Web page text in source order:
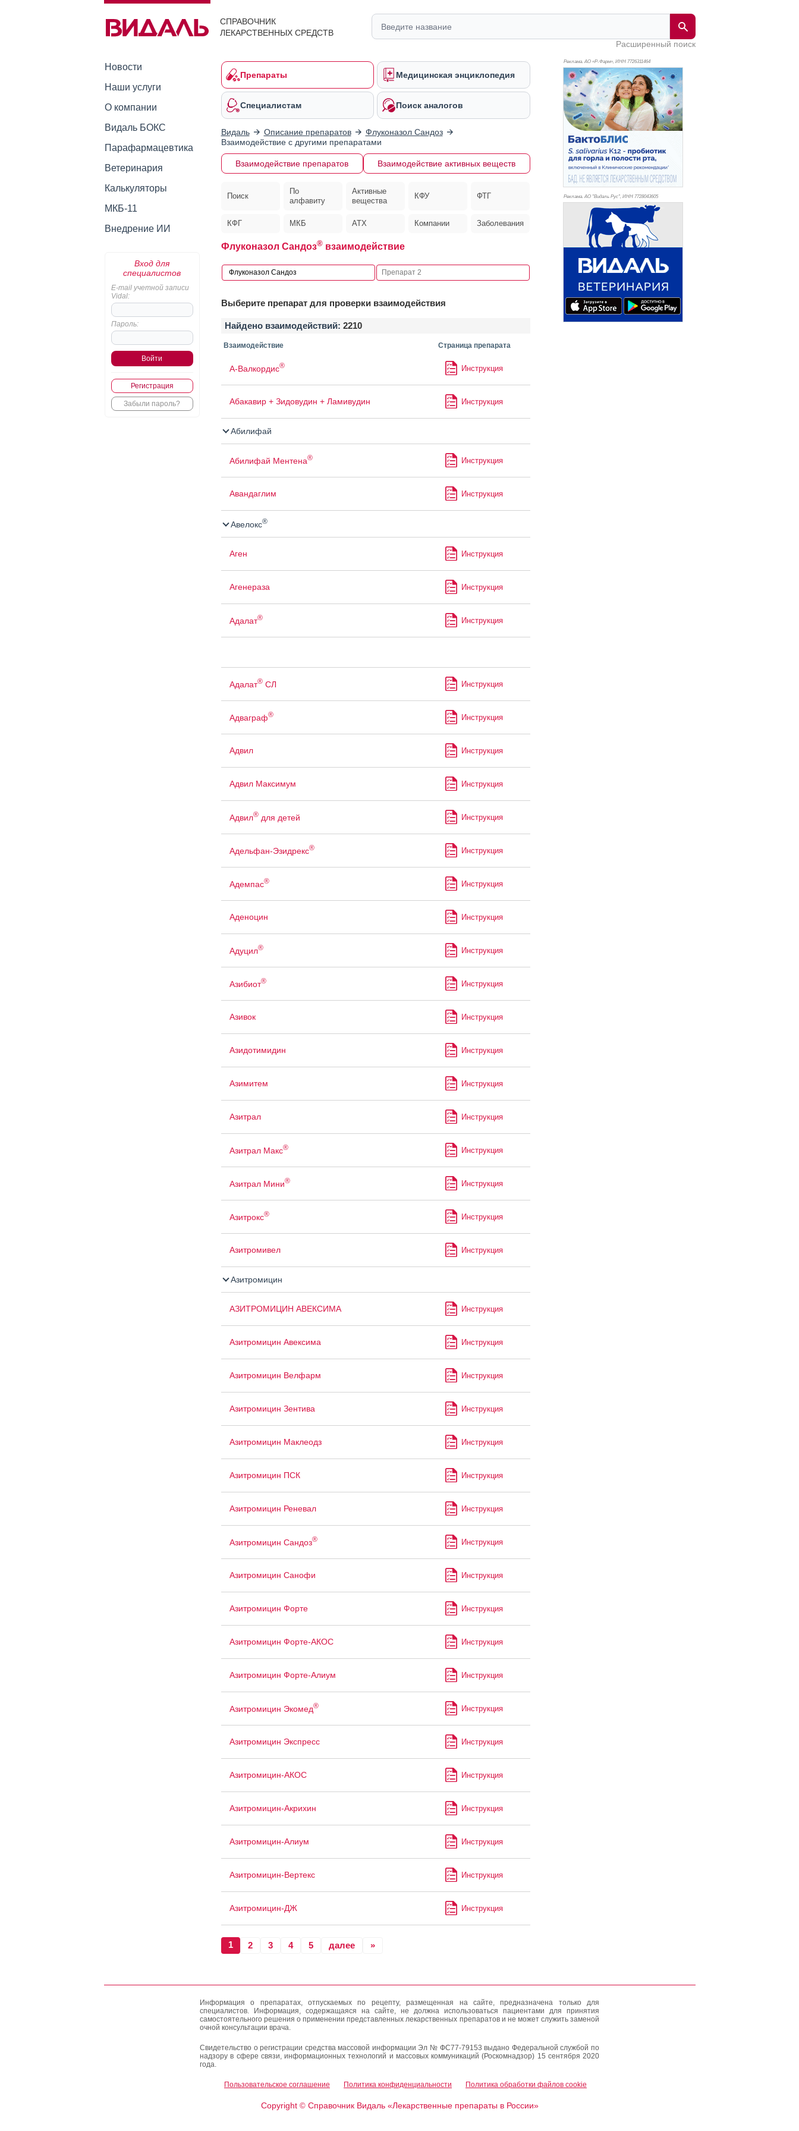
СПРАВОЧНИК
ЛЕКАРСТВЕННЫХ СРЕДСТВ
Расширенный поиск
Новости
Наши услуги
О компании
Видаль БОКС
Парафармацевтика
Ветеринария
Калькуляторы
МКБ-11
Внедрение ИИ
Вход для
специалистов
E-mail учетной записи
Vidal:
Пароль:
Регистрация
Забыли пароль?
Препараты Медицинская энциклопедия
Специалистам Поиск аналогов
Видаль Описание препаратов
Флуконазол Сандоз
Взаимодействие с другими препаратами
Взаимодействие препаратов Взаимодействие активных веществ
Поиск
По
алфавиту
Активные
вещества
КФУ ФТГ
КФГ МКБ АТХ Компании Заболевания
Флуконазол Сандоз®взаимодействие
Выберите препарат для проверки взаимодействия
Найдено взаимодействий: 2210
Взаимодействие Страница препарата
А-Валкордис® Инструкция
Абакавир + Зидовудин + Ламивудин Инструкция
Абилифай
Абилифай Ментена® Инструкция
Авандаглим Инструкция
Авелокс®
Аген Инструкция
Агенераза Инструкция
Адалат® Инструкция
Адалат®СЛ Инструкция
Адваграф® Инструкция
Адвил Инструкция
Адвил Максимум Инструкция
Адвил®для детей Инструкция
Адельфан-Эзидрекс® Инструкция
Адемпас® Инструкция
Аденоцин Инструкция
Адуцил® Инструкция
Азибиот® Инструкция
Азивок Инструкция
Азидотимидин Инструкция
Азимитем Инструкция
Азитрал Инструкция
Азитрал Макс® Инструкция
Азитрал Мини® Инструкция
Азитрокс® Инструкция
Азитромивел Инструкция
Азитромицин
АЗИТРОМИЦИН АВЕКСИМА Инструкция
Азитромицин Авексима Инструкция
Азитромицин Велфарм Инструкция
Азитромицин Зентива Инструкция
Азитромицин Маклеодз Инструкция
Азитромицин ПСК Инструкция
Азитромицин Реневал Инструкция
Азитромицин Сандоз® Инструкция
Азитромицин Санофи Инструкция
Азитромицин Форте Инструкция
Азитромицин Форте-АКОС Инструкция
Азитромицин Форте-Алиум Инструкция
Азитромицин Экомед® Инструкция
Азитромицин Экспресс Инструкция
Азитромицин-АКОС Инструкция
Азитромицин-Акрихин Инструкция
Азитромицин-Алиум Инструкция
Азитромицин-Вертекс Инструкция
Азитромицин-ДЖ Инструкция
1 2 3 4 5 далее »
Реклама. АО «Р-Фарм», ИНН 7726311464
Реклама. АО "Видаль Рус", ИНН 7728043605
Информация о препаратах, отпускаемых по рецепту, размещенная на сайте, предназначена только для
специалистов. Информация, содержащаяся на сайте, не должна использоваться пациентами для принятия
самостоятельного решения о применении представленных лекарственных препаратов и не может служить заменой
очной консультации врача.
Свидетельство о регистрации средства массовой информации Эл № ФС77-79153 выдано Федеральной службой по
надзору в сфере связи, информационных технологий и массовых коммуникаций (Роскомнадзор) 15 сентября 2020
года.
Пользовательское соглашение Политика конфиденциальности Политика обработки файлов cookie
Copyright ©Справочник Видаль «Лекарственные препараты в России»